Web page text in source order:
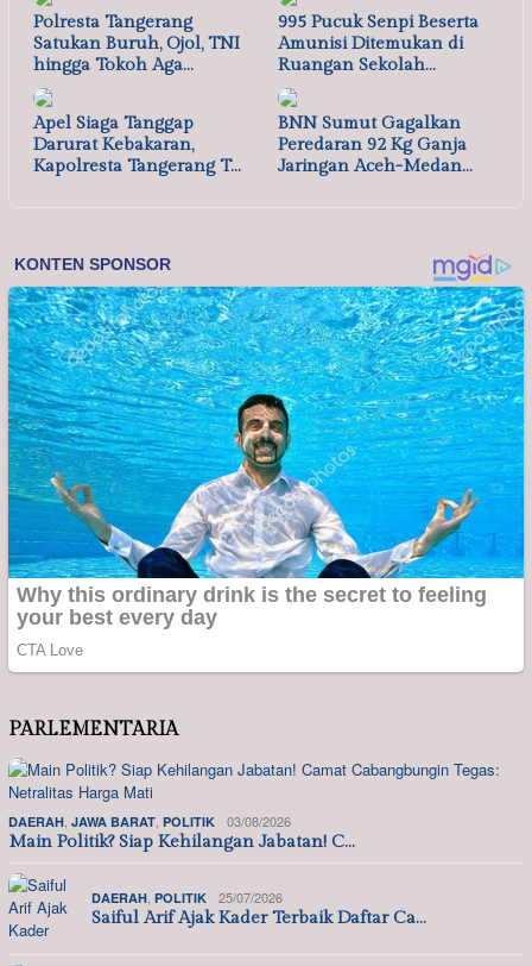
Polresta Tangerang
Satukan Buruh, Ojol, TNI
hingga Tokoh Aga…
995 Pucuk Senpi Beserta
Amunisi Ditemukan di
Ruangan Sekolah…
Apel Siaga Tanggap
Darurat Kebakaran,
Kapolresta Tangerang T…
BNN Sumut Gagalkan
Peredaran 92 Kg Ganja
Jaringan Aceh-Medan…
PARLEMENTARIA
DAERAH JAWA BARAT POLITIK 03/08/2026
Main Politik? Siap Kehilangan Jabatan! C…
DAERAH POLITIK 25/07/2026
Saiful Arif Ajak Kader Terbaik Daftar Ca…